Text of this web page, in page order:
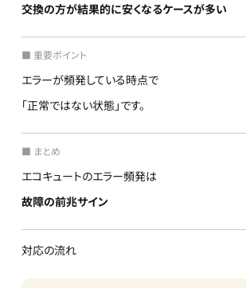
交換の方が結果的に安くなるケースが多い
■ 重要ポイント
エラーが頻発している時点で
「正常ではない状態」です。
■ まとめ
エコキュートのエラー頻発は
故障の前兆サイン
対応の流れ